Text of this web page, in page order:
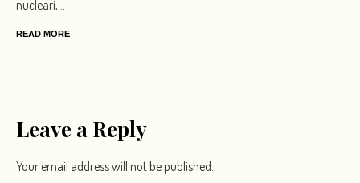
nucleari,...
READ MORE
Leave a Reply
Your email address will not be published.